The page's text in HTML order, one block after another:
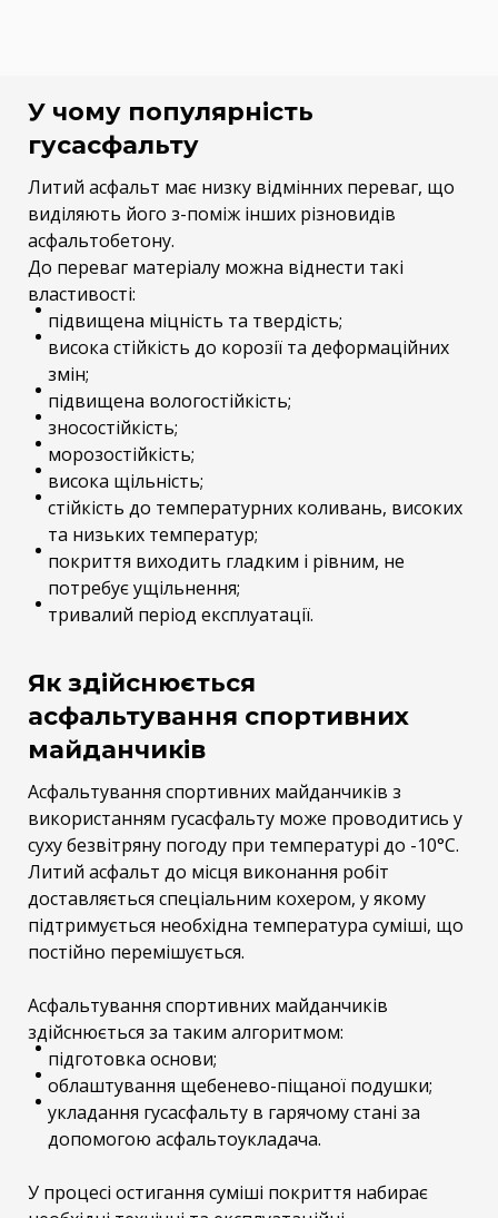
У чому популярність
гусасфальту
Литий асфальт має низку відмінних переваг, що
виділяють його з-поміж інших різновидів
асфальтобетону.
До переваг матеріалу можна віднести такі
властивості:
підвищена міцність та твердість;
висока стійкість до корозії та деформаційних
змін;
підвищена вологостійкість;
зносостійкість;
морозостійкість;
висока щільність;
стійкість до температурних коливань, високих
та низьких температур;
покриття виходить гладким і рівним, не
потребує ущільнення;
тривалий період експлуатації.
Як здійснюється
асфальтування спортивних
майданчиків
Асфальтування спортивних майданчиків з
використанням гусасфальту може проводитись у
суху безвітряну погоду при температурі до -10°С.
Литий асфальт до місця виконання робіт
доставляється спеціальним кохером, у якому
підтримується необхідна температура суміші, що
постійно перемішується.
Асфальтування спортивних майданчиків
здійснюється за таким алгоритмом:
підготовка основи;
облаштування щебенево-піщаної подушки;
укладання гусасфальту в гарячому стані за
допомогою асфальтоукладача.
У процесі остигання суміші покриття набирає